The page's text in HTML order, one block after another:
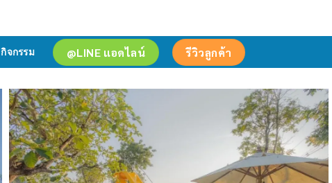
กิจกรรม @LINE แอดไลน์ รีวิวลูกค้า